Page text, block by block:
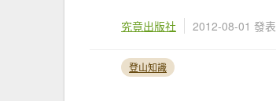
究竟出版社 2012-08-01 發表
登山知識